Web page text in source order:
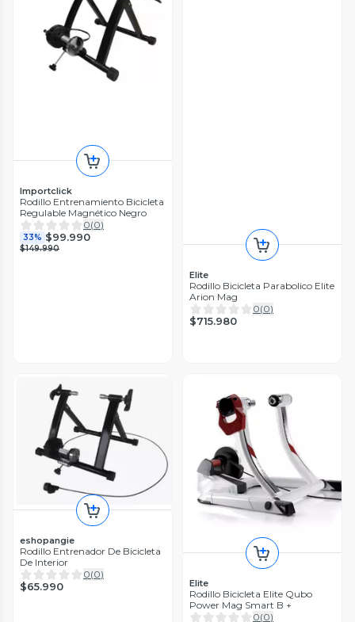
Importclick
Rodillo Entrenamiento Bicicleta
Regulable Magnético Negro
0(0)
33% $99.990
$149.990
Elite
Rodillo Bicicleta Parabolico Elite
Arion Mag
0(0)
$715.980
eshopangie
Rodillo Entrenador De Bicicleta
De Interior
0(0)
$65.990 Elite
Rodillo Bicicleta Elite Qubo
Power Mag Smart B +
0(0)